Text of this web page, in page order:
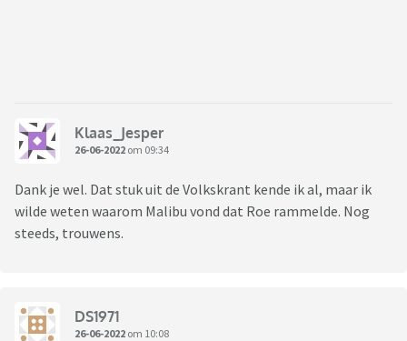
Klaas_Jesper
26-06-2022 om 09:34
Dank je wel. Dat stuk uit de Volkskrant kende ik al, maar ik
wilde weten waarom Malibu vond dat Roe rammelde. Nog
steeds, trouwens.
DS1971
26-06-2022 om 10:08